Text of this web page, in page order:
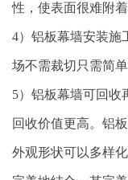
性，使表面很难附
4）铝板幕墙安装施
场不需裁切只需简单
5）铝板幕墙可回收
回收价值更高。铝
外观形状可以多样